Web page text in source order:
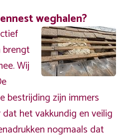
weghalen?
brengt
Wij
bestrijding zijn immers
het vakkundig en veilig
nogmaals dat